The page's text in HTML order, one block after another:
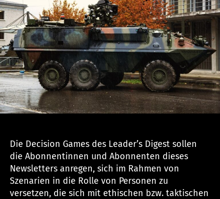
b
r
u
n
Die Decision Games des Leader’s Digest sollen
die Abonnentinnen und Abonnenten dieses
Newsletters anregen, sich im Rahmen von
Szenarien in die Rolle von Personen zu
versetzen, die sich mit ethischen bzw. taktischen